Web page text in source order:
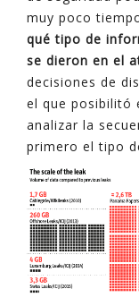
muy poco
qué tipo de
se dieron en el
decisiones de
el que posibilitó
analizar la
primero el tipo